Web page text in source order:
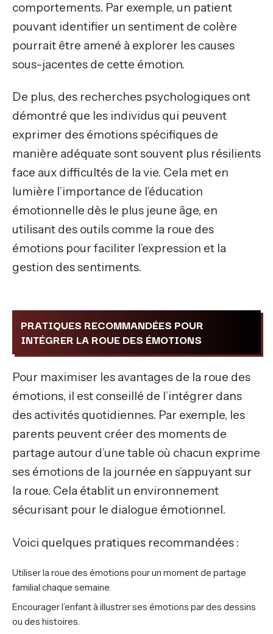
comportements. Par exemple, un patient
pouvant identifier un sentiment de colère
pourrait être amené à explorer les causes
sous-jacentes de cette émotion.
De plus, des recherches psychologiques ont
démontré que les individus qui peuvent
exprimer des émotions spécifiques de
manière adéquate sont souvent plus résilients
face aux difficultés de la vie. Cela met en
lumière l’importance de l’éducation
émotionnelle dès le plus jeune âge, en
utilisant des outils comme la roue des
émotions pour faciliter l’expression et la
gestion des sentiments.
PRATIQUES RECOMMANDÉES POUR
INTÉGRER LA ROUE DES ÉMOTIONS
Pour maximiser les avantages de la roue des
émotions, il est conseillé de l’intégrer dans
des activités quotidiennes. Par exemple, les
parents peuvent créer des moments de
partage autour d’une table où chacun exprime
ses émotions de la journée en s’appuyant sur
la roue. Cela établit un environnement
sécurisant pour le dialogue émotionnel.
Voici quelques pratiques recommandées :
Utiliser la roue des émotions pour un moment de partage
familial chaque semaine.
Encourager l’enfant à illustrer ses émotions par des dessins
ou des histoires.